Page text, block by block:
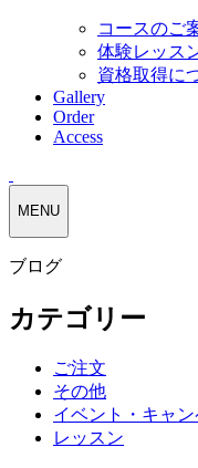
コースのご
体験レッス
資格取得に
Gallery
Order
Access
MENU
ブログ
カテゴリー
ご注文
その他
イベント・キャ
レッスン